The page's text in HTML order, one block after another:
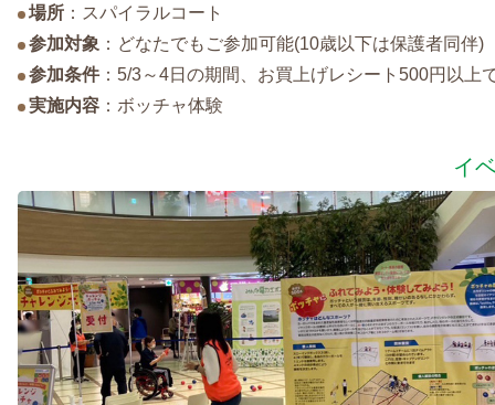
場所 ：スパイラルコート
参加対象 ：どなたでもご参加可能(10歳以下は保護者同伴)
参加条件：5/3～4日の期間、お買上げレシート500円以上
実施内容 ：ボッチャ体験
イ